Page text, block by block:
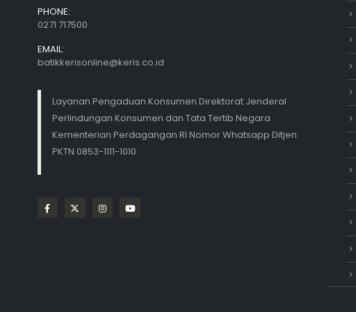
PHONE:
0271 717500
EMAIL:
batikkerisonline@keris.co.id
Layanan Pengaduan Konsumen Direktorat Jenderal
Perlindungan Konsumen dan Tata Tertib Negara
Kementerian Perdagangan RI Nomor Whatsapp Ditjen
PKTN 0853-1111-1010